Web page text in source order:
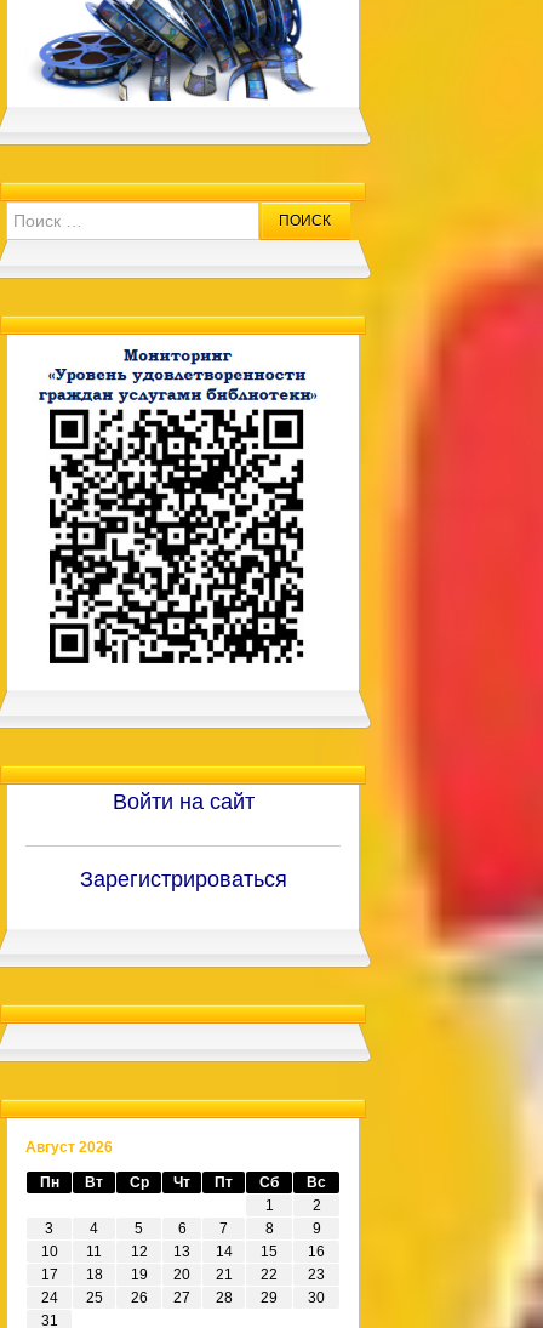
Search for:
Войти на сайт
Зарегистрироваться
Август 2026
Пн Вт Ср Чт Пт Сб
Вс
1
2
3
4 5 6 7 8
9
10
11 12 13 14 15
16
17
18 19 20 21 22
23
24
25 26 27 28 29
30
31